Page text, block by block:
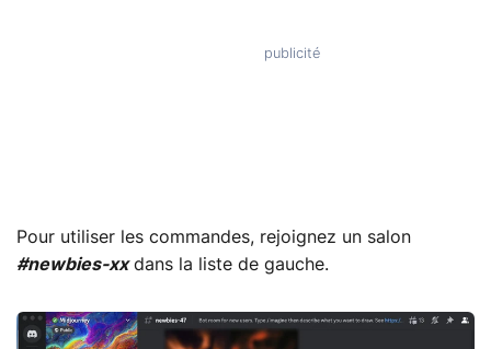
Pour utiliser les commandes, rejoignez un salon
#newbies-xxdans la liste de gauche.